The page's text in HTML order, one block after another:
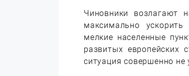
Чиновники возлагают
максимально
мелкие населенные
развитых европейских
ситуация совершенно не